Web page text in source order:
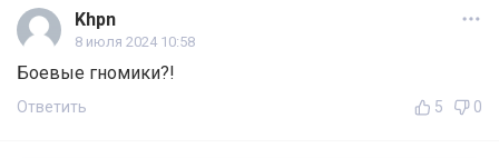
Khpn
8 июля 2024 10:58
Боевые гномики?!
Ответить 5 0